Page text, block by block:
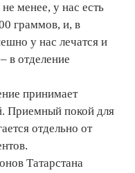
менее, у нас есть
граммов, и, в
у нас лечатся и
в отделение
принимает
Приемный покой для
отдельно от
Татарстана